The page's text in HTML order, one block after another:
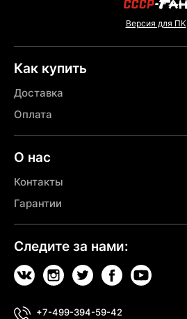
Версия для ПК
Как купить
Доставка
Оплата
О нас
Контакты
Гарантии
Следите за нами:
+7-499-394-59-42